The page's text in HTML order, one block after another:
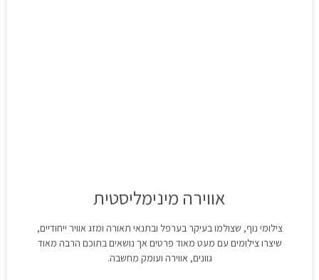
אווירה מינימליסטית
צילומי נוף, שצולמו בעיקר בערפל ובתנאי תאורה ומזג אוויר ייחודיים,
שיצרו צילומים עם מעט מאוד פרטים אך נושאים בתוכם הרבה מאוד
גוונים, אווירה ועומק מחשבה.